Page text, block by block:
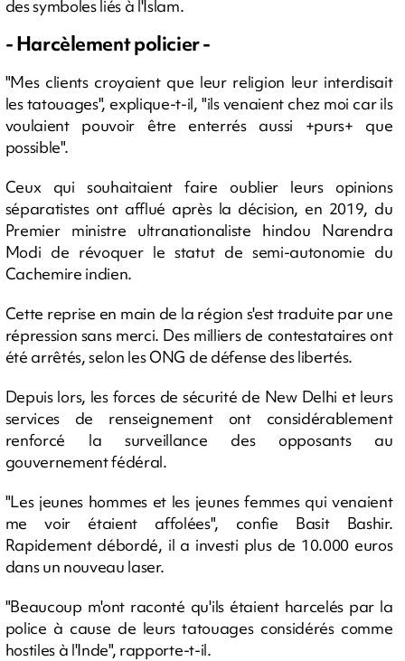
des symboles liés à l'Islam.
- Harcèlement policier -
"Mes clients croyaient que leur religion leur interdisait
les tatouages", explique-t-il, "ils venaient chez moi car ils
voulaient pouvoir être enterrés aussi +purs+ que
possible".
Ceux qui souhaitaient faire oublier leurs opinions
séparatistes ont afflué après la décision, en 2019, du
Premier ministre ultranationaliste hindou Narendra
Modi de révoquer le statut de semi-autonomie du
Cachemire indien.
Cette reprise en main de la région s'est traduite par une
répression sans merci. Des milliers de contestataires ont
été arrêtés, selon les ONG de défense des libertés.
Depuis lors, les forces de sécurité de New Delhi et leurs
services de renseignement ont considérablement
renforcé la surveillance des opposants au
gouvernement fédéral.
"Les jeunes hommes et les jeunes femmes qui venaient
me voir étaient affolées", confie Basit Bashir.
Rapidement débordé, il a investi plus de 10.000 euros
dans un nouveau laser.
"Beaucoup m'ont raconté qu'ils étaient harcelés par la
police à cause de leurs tatouages considérés comme
hostiles à l'Inde", rapporte-t-il.